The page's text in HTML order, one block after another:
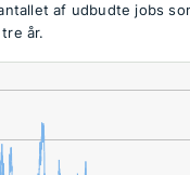
af udbudte jobs
år.